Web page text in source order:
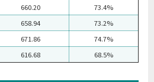
660.20
73.4%
658.94
73.2%
671.86
74.7%
616.68 68.5%